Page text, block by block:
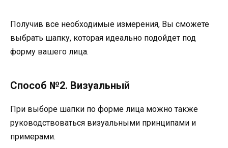
Получив все необходимые измерения, Вы сможете
выбрать шапку, которая идеально подойдет под
форму вашего лица.
Способ №2. Визуальный
При выборе шапки по форме лица можно также
руководствоваться визуальными принципами и
примерами.